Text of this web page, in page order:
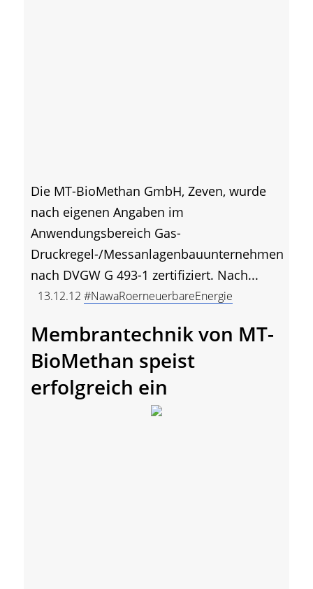
Die MT-BioMethan GmbH, Zeven, wurde
nach eigenen Angaben im
Anwendungsbereich Gas-
Druckregel-/Messanlagenbauunternehmen
nach DVGW G 493-1 zertifiziert. Nach...
13.12.12 #NawaRoerneuerbareEnergie
Membrantechnik von MT-
BioMethan speist
erfolgreich ein